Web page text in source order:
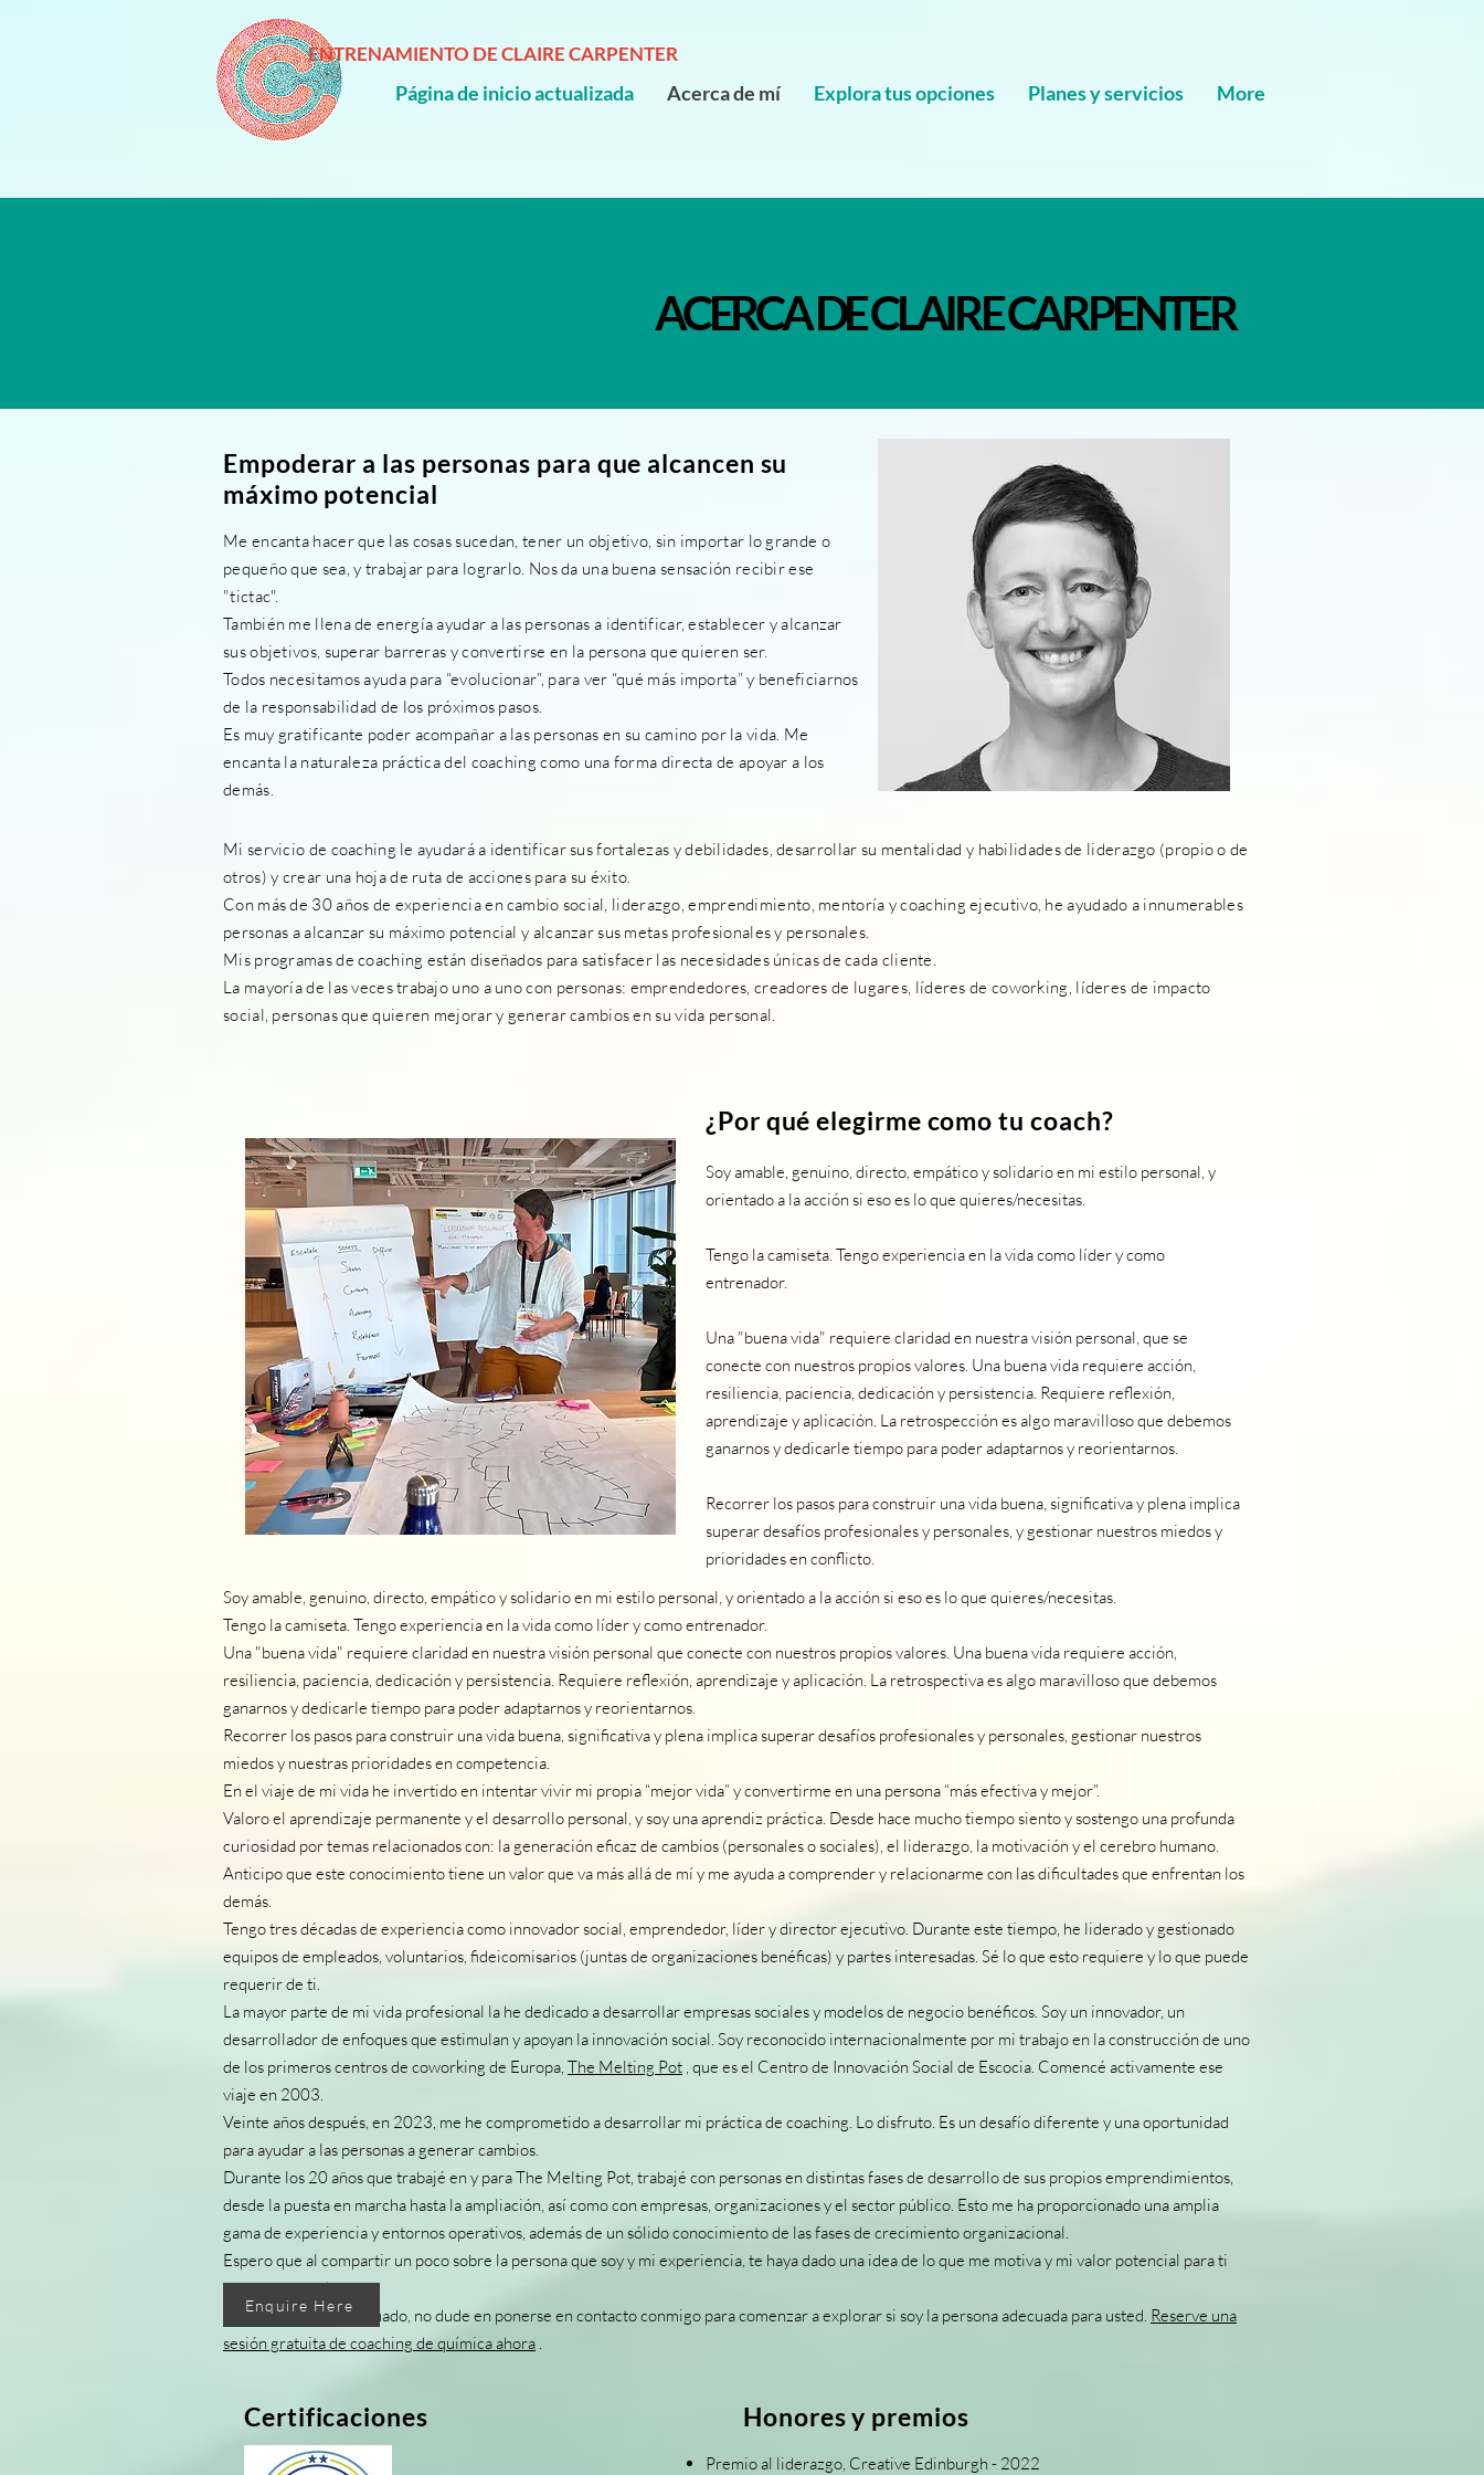
ENTRENAMIENTO DE CLAIRE CARPENTER
Página de inicio actualizada Acerca de mí Explora tus opciones Planes y servicios More
ACERCA DE CLAIRE CARPENTER
Empoderar a las personas para que alcancen su
máximo potencial
Me encanta hacer que las cosas sucedan, tener un objetivo, sin importar lo grande o
pequeño que sea, y trabajar para lograrlo. Nos da una buena sensación recibir ese
"tictac".
También me llena de energía ayudar a las personas a identificar, establecer y alcanzar
sus objetivos, superar barreras y convertirse en la persona que quieren ser.
Todos necesitamos ayuda para “evolucionar”, para ver “qué más importa” y beneficiarnos
de la responsabilidad de los próximos pasos.
Es muy gratificante poder acompañar a las personas en su camino por la vida. Me
encanta la naturaleza práctica del coaching como una forma directa de apoyar a los
demás.
Mi servicio de coaching le ayudaráa identificar sus fortalezas y debilidades, desarrollar su mentalidad y habilidades de liderazgo (propio o de
otros) y crear una hoja de ruta de acciones para su éxito.
Con más de 30 años de experiencia en cambio social, liderazgo, emprendimiento, mentoría y coaching ejecutivo, he ayudado a innumerables
personas a alcanzar su máximo potencial y alcanzar sus metas profesionales y personales.
Mis programas de coaching están diseñados para satisfacer las necesidades únicas de cada cliente.
La mayoría de las vecestrabajo uno a uno con personas: emprendedores, creadores de lugares, líderes de coworking, líderes de impacto
social, personas que quieren mejorar y generar cambios en su vida personal.
¿Por qué elegirme como tu coach?
Soy amable, genuino, directo, empático y solidario en mi estilo personal, y
orientado a la acción si eso es lo que quieres/necesitas.
Tengo la camiseta. Tengo experiencia en la vida como líder y como
entrenador.
Una "buena vida" requiere claridad en nuestra visión personal, que se
conecte con nuestros propios valores. Una buena vida requiere acción,
resiliencia, paciencia, dedicación y persistencia. Requiere reflexión,
aprendizaje y aplicación. La retrospección es algo maravilloso que debemos
ganarnos y dedicarle tiempo para poder adaptarnos y reorientarnos.
Recorrer los pasos para construir una vida buena, significativa y plena implica
superar desafíos profesionales y personales, y gestionar nuestros miedos y
prioridades en conflicto.
Soy amable, genuino, directo, empático y solidario en mi estilo personal, y orientado a la acción si eso es lo que quieres/necesitas.
Tengo la camiseta. Tengo experiencia en la vida como líder y como entrenador.
Una "buena vida" requiere claridad en nuestra visión personal que conecte con nuestros propios valores. Una buena vida requiere acción,
resiliencia, paciencia, dedicación y persistencia. Requiere reflexión, aprendizaje y aplicación. La retrospectiva es algo maravilloso que debemos
ganarnos y dedicarle tiempo para poder adaptarnos y reorientarnos.
Recorrer los pasos para construir una vida buena, significativa y plena implica superar desafíos profesionales y personales, gestionar nuestros
miedos y nuestras prioridades en competencia.
En el viaje de mi vida he invertido en intentar vivir mi propia “mejor vida” y convertirme en una persona “más efectiva y mejor”.
Valoro el aprendizaje permanente y el desarrollo personal, y soy una aprendiz práctica. Desde hace mucho tiempo siento y sostengo una profunda
curiosidad por temas relacionados con: la generación eficaz de cambios (personales o sociales), el liderazgo, la motivación y el cerebro humano.
Anticipo que este conocimiento tiene un valor que va más allá de mí y me ayuda a comprender y relacionarme con las dificultades que enfrentan los
demás.
Tengo tres décadas de experiencia como innovador social, emprendedor, líder y director ejecutivo. Durante este tiempo, he liderado y gestionado
equipos de empleados, voluntarios, fideicomisarios (juntas de organizaciones benéficas) y partes interesadas. Sé lo que esto requiere y lo que puede
requerir de ti.
La mayor parte de mi vida profesional la he dedicado a desarrollar empresas sociales y modelos de negocio benéficos. Soy un innovador, un
desarrollador de enfoques que estimulan y apoyan la innovación social. Soy reconocido internacionalmente por mi trabajo en la construcción de uno
de los primeros centros de coworking de Europa, The Melting Pot , que es el Centro de Innovación Social de Escocia. Comencé activamente ese
viaje en 2003.
Veinte años después, en 2023, me he comprometido a desarrollar mi práctica de coaching. Lo disfruto. Es un desafío diferente y una oportunidad
para ayudar a las personas a generar cambios.
Durante los 20 años que trabajé en y para The Melting Pot, trabajé con personas en distintas fases de desarrollo de sus propios emprendimientos,
desde la puesta en marcha hasta la ampliación, así como con empresas, organizaciones y el sector público. Esto me ha proporcionado una amplia
gama de experiencia y entornos operativos, además de un sólido conocimiento de las fases de crecimiento organizacional.
Espero que al compartir un poco sobre la persona que soy y mi experiencia, te haya dado una idea de lo que me motiva y mi valor potencial para ti
como entrenador.
Si cree que es lo adecuado, no dude en ponerse en contacto conmigo para comenzar a explorar si soy la persona adecuada para usted. Reserve una
sesión gratuita de coaching de química ahora .
Enquire Here
Certificaciones Honores y premios
Premio al liderazgo, Creative Edinburgh - 2022